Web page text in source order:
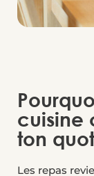
cuisine
ton
Les repas